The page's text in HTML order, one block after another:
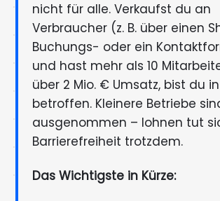
nicht für alle. Verkaufst du an
Verbraucher (z. B. über einen
Buchungs- oder ein
und hast mehr als 10
über 2 Mio. € Umsatz, bist du
betroffen. Kleinere Betriebe
ausgenommen – lohnen tut
Barrierefreiheit trotzdem.
Das Wichtigste in Kürze: